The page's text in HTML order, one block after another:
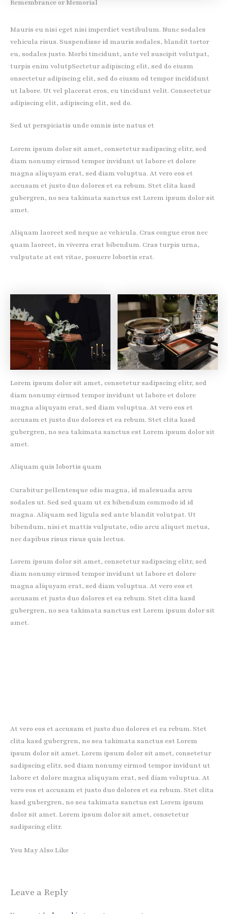
Remembrance or Memorial
Mauris eu nisi eget nisi imperdiet vestibulum. Nunc sodales
vehicula risus. Suspendisse id mauris sodales, blandit tortor
eu, sodales justo. Morbi tincidunt, ante vel suscipit volutpat,
turpis enim volutpSectetur adipiscing elit, sed do eiusm
onsectetur adipiscing elit, sed do eiusm od tempor incididunt
ut labore. Ut vel placerat eros, eu tincidunt velit. Consectetur
adipiscing elit, adipiscing elit, sed do.
Sed ut perspiciatis unde omnis iste natus et
Lorem ipsum dolor sit amet, consetetur sadipscing elitr, sed
diam nonumy eirmod tempor invidunt ut labore et dolore
magna aliquyam erat, sed diam voluptua. At vero eos et
accusam et justo duo dolores et ea rebum. Stet clita kasd
gubergren, no sea takimata sanctus est Lorem ipsum dolor sit
amet.
Aliquam laoreet sed neque ac vehicula. Cras congue eros nec
quam laoreet, in viverra erat bibendum. Cras turpis urna,
vulputate at est vitae, posuere lobortis erat.
Lorem ipsum dolor sit amet, consetetur sadipscing elitr, sed
diam nonumy eirmod tempor invidunt ut labore et dolore
magna aliquyam erat, sed diam voluptua. At vero eos et
accusam et justo duo dolores et ea rebum. Stet clita kasd
gubergren, no sea takimata sanctus est Lorem ipsum dolor sit
amet.
Aliquam quis lobortis quam
Curabitur pellentesque odio magna, id malesuada arcu
sodales ut. Sed sed quam ut ex bibendum commodo id id
magna. Aliquam sed ligula sed ante blandit volutpat. Ut
bibendum, nisi et mattis vulputate, odio arcu aliquet metus,
nec dapibus risus risus quis lectus.
Lorem ipsum dolor sit amet, consetetur sadipscing elitr, sed
diam nonumy eirmod tempor invidunt ut labore et dolore
magna aliquyam erat, sed diam voluptua. At vero eos et
accusam et justo duo dolores et ea rebum. Stet clita kasd
gubergren, no sea takimata sanctus est Lorem ipsum dolor sit
amet.
At vero eos et accusam et justo duo dolores et ea rebum. Stet
clita kasd gubergren, no sea takimata sanctus est Lorem
ipsum dolor sit amet. Lorem ipsum dolor sit amet, consetetur
sadipscing elitr, sed diam nonumy eirmod tempor invidunt ut
labore et dolore magna aliquyam erat, sed diam voluptua. At
vero eos et accusam et justo duo dolores et ea rebum. Stet clita
kasd gubergren, no sea takimata sanctus est Lorem ipsum
dolor sit amet. Lorem ipsum dolor sit amet, consetetur
sadipscing elitr.
You May Also Like
Leave a Reply